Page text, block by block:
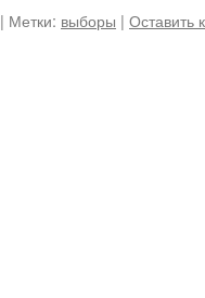
| Метки: выборы | Оставить